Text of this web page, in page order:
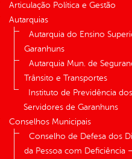
Articulação Política e Gestão
Autarquias
Autarquia do Ensino
Garanhuns
Autarquia Mun. de
Trânsito e Transportes
Instituto de Previdência dos
Servidores de Garanhuns
Conselhos Municipais
Conselho de Defesa dos
da Pessoa com Deficiência –